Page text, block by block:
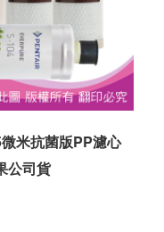
米抗菌版PP濾心
公司貨